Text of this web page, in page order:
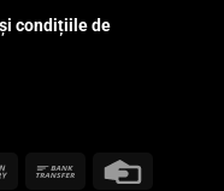
condițiile de
Cash
Bank